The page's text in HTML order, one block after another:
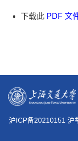
下载此 PDF 文
沪ICP备20210151 沪